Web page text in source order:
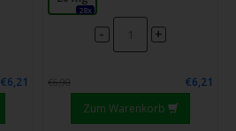
€6,21
28x
- +
€6,90
€6,21
Zum Warenkorb